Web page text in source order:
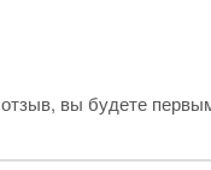
вы будете